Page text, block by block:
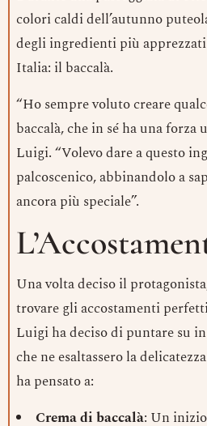
colori caldi dell’autunno
degli ingredienti più
Italia: il baccalà.
“Ho sempre voluto creare
baccalà, che in sé ha una forza
Luigi. “Volevo dare a questo
palcoscenico, abbinandolo a
ancora più speciale”.
Una volta deciso il
trovare gli accostamenti
Luigi ha deciso di puntare su
che ne esaltassero la
ha pensato a:
Crema di baccalà: Un